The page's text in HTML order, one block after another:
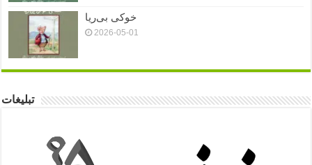
خوکی بی‌ریا
2026-05-01
تبلیغات